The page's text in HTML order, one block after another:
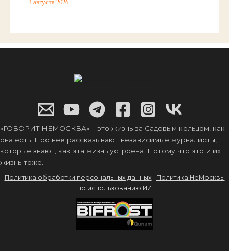
4 августа 2026
«ГОВОРИТ НЕМОСКВА» – это жизнь за Садовым кольцом, как
она есть. Про нее рассказывают независимые журналисты,
которые знают, как эта жизнь устроена. Потому что это и их
жизнь тоже.
Политика обработки персональных данных · Политика НеМосквы
по использованию ИИ